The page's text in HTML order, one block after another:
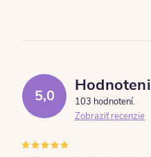
5,0
103 hodnotení
Zobraziť recenzie